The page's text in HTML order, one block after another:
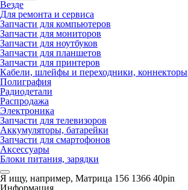
Везде
Для ремонта и сервиса
Запчасти для компьютеров
Запчасти для мониторов
Запчасти для ноутбуков
Запчасти для планшетов
Запчасти для принтеров
Кабели, шлейфы и переходники, коннекторы
Полиграфия
Радиодетали
Распродажа
Электроника
Запчасти для телевизоров
Аккумуляторы, батарейки
Запчасти для смартофонов
Аксессуары
Блоки питания, зарядки
Я ищу, например, Матрица 156 1366 40pin
Информация